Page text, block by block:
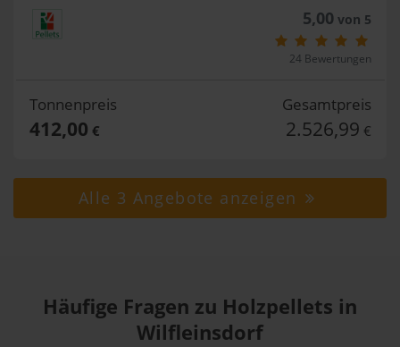
5,00 von 5
24 Bewertungen
Tonnenpreis
412,00 €
Gesamtpreis
2.526,99 €
Alle 3 Angebote anzeigen
Häufige Fragen zu Holzpellets in
Wilfleinsdorf